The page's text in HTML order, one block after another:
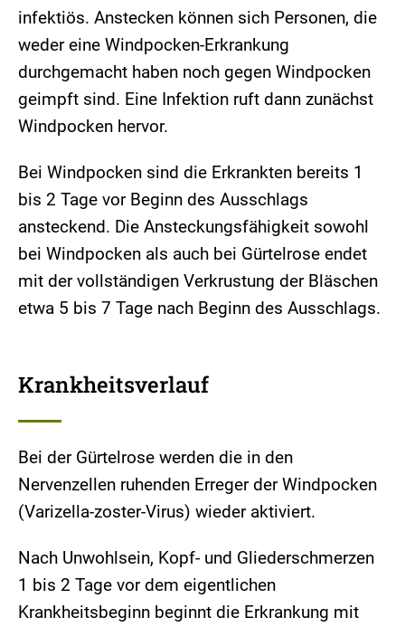
infektiös. Anstecken können sich Personen, die
weder eine Windpocken-Erkrankung
durchgemacht haben noch gegen Windpocken
geimpft sind. Eine Infektion ruft dann zunächst
Windpocken hervor.
Bei Windpocken sind die Erkrankten bereits 1
bis 2 Tage vor Beginn des Ausschlags
ansteckend. Die Ansteckungsfähigkeit sowohl
bei Windpocken als auch bei Gürtelrose endet
mit der vollständigen Verkrustung der Bläschen
etwa 5 bis 7 Tage nach Beginn des Ausschlags.
Krankheitsverlauf
Bei der Gürtelrose werden die in den
Nervenzellen ruhenden Erreger der Windpocken
(Varizella-zoster-Virus) wieder aktiviert.
Nach Unwohlsein, Kopf- und Gliederschmerzen
1 bis 2 Tage vor dem eigentlichen
Krankheitsbeginn beginnt die Erkrankung mit